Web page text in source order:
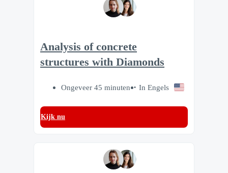
Analysis of concrete
structures with Diamonds
Ongeveer 45 minuten In Engels
Kijk nu